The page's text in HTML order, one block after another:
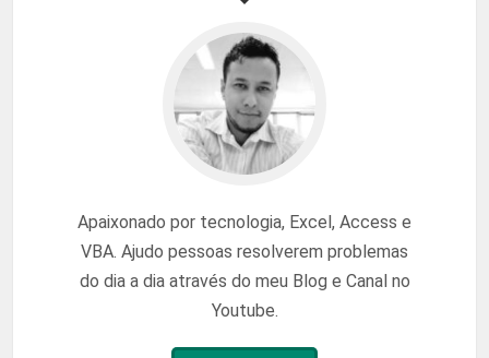
Apaixonado por tecnologia, Excel, Access e
VBA. Ajudo pessoas resolverem problemas
do dia a dia através do meu Blog e Canal no
Youtube.